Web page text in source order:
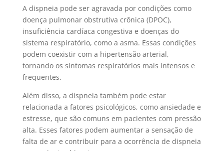
A dispneia pode ser agravada por condições como
doença pulmonar obstrutiva crônica (DPOC),
insuficiência cardíaca congestiva e doenças do
sistema respiratório, como a asma. Essas condições
podem coexistir com a hipertensão arterial,
tornando os sintomas respiratórios mais intensos e
frequentes.
Além disso, a dispneia também pode estar
relacionada a fatores psicológicos, como ansiedade e
estresse, que são comuns em pacientes com pressão
alta. Esses fatores podem aumentar a sensação de
falta de ar e contribuir para a ocorrência de dispneia